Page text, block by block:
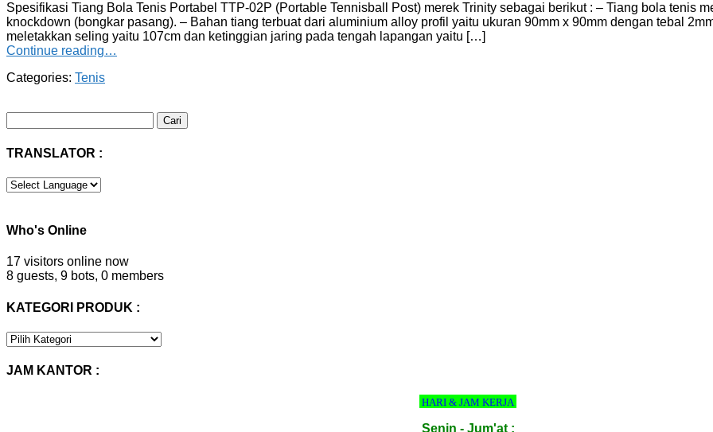
Spesifikasi Tiang Bola Tenis Portabel TTP-02P (Portable Tennisball Post) merek Trinity sebagai berikut : – Tiang bola tenis
knockdown (bongkar pasang). – Bahan tiang terbuat dari aluminium alloy profil yaitu ukuran 90mm x 90mm dengan tebal
meletakkan seling yaitu 107cm dan ketinggian jaring pada tengah lapangan yaitu […]
Continue reading…
Categories: Tenis
untuk:
TRANSLATOR :
Who's Online
17 visitors online now
8 guests, 9 bots, 0 members
KATEGORI PRODUK :
KATEGORI
JAM KANTOR :
HARI & JAM KERJA
Senin - Jum'at :